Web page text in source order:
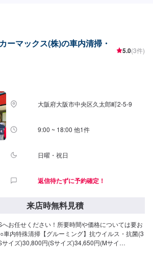
ーマックス(株)の車内清掃・
5.0(3件)
大阪府大阪市中央区久太郎町2-5-9
9:00 ~ 18:00 他1件
日曜・祝日
返信待たずに予約確定！
来店時無料見積
お任せください！所要時間や価格については要お
車内特殊清掃【グルーミング】抗ウイルス・抗菌(3
イズ)30,800円(Sサイズ)34,650円(Mサイ